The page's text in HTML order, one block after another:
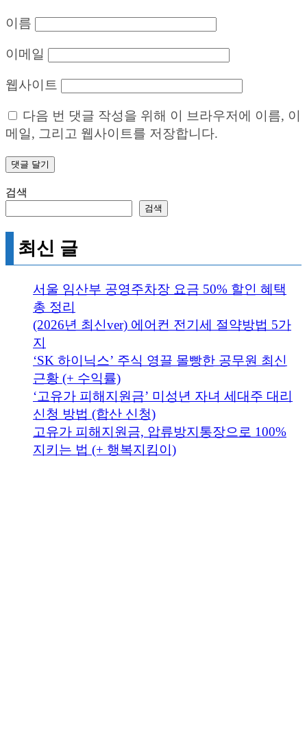
이름
이메일
웹사이트
다음 번 댓글 작성을 위해 이 브라우저에 이름, 이
메일, 그리고 웹사이트를 저장합니다.
검색
검색
최신 글
서울 임산부 공영주차장 요금 50% 할인 혜택
총 정리
(2026년 최신ver) 에어컨 전기세 절약방법 5가
지
‘SK 하이닉스’ 주식 영끌 몰빵한 공무원 최신
근황 (+ 수익률)
‘고유가 피해지원금’ 미성년 자녀 세대주 대리
신청 방법 (합산 신청)
고유가 피해지원금, 압류방지통장으로 100%
지키는 법 (+ 행복지킴이)